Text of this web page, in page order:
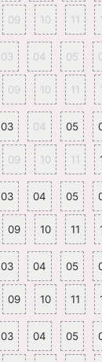
09 10 11
03 04 05
09 10 11
03 04 05
09 10 11
03 04 05
09 10 11
03 04 05
09 10 11
03 04 05